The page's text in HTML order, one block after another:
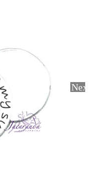
Next